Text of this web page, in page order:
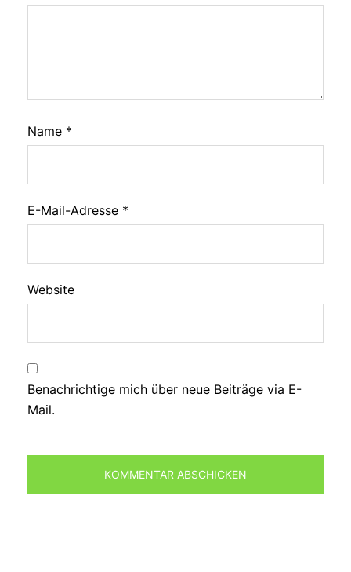
Name *
E-Mail-Adresse *
Website
Benachrichtige mich über neue Beiträge via E-
Mail.